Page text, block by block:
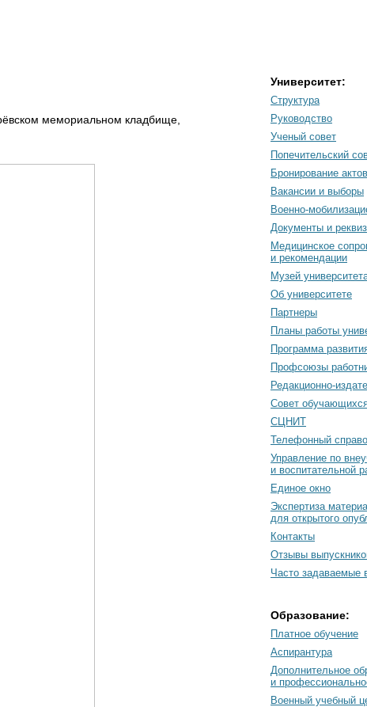
мемориальном кладбище,
Университет:
Структура
Руководство
Ученый совет
Попечительский
Бронирование
Вакансии и выборы
Военно-
Документы и
Медицинское
и рекомендации
Музей
Об университете
Партнеры
Планы работы
Программа
Профсоюзы
Редакционно-
Cовет
СЦНИТ
Телефонный
Управление по
и воспитательной
Единое окно
Экспертиза
для открытого
Контакты
Отзывы
Часто задаваемые
Образование:
Платное обучение
Аспирантура
Дополнительное
и
Военный учебный